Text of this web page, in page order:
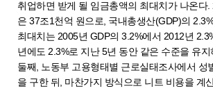
취업하면 받게 될 임금총액의 최대치가 나온다
은 37조1천억 원으로, 국내총생산(GDP)의
최대치는 2005년 GDP의 3.2%에서 2012년
년에도 2.3%로 지난 5년 동안 같은 수준을 유지
둘째, 노동부 고용형태별 근로실태조사에서 성
을 구한 뒤, 마찬가지 방식으로 니트 비용을 계